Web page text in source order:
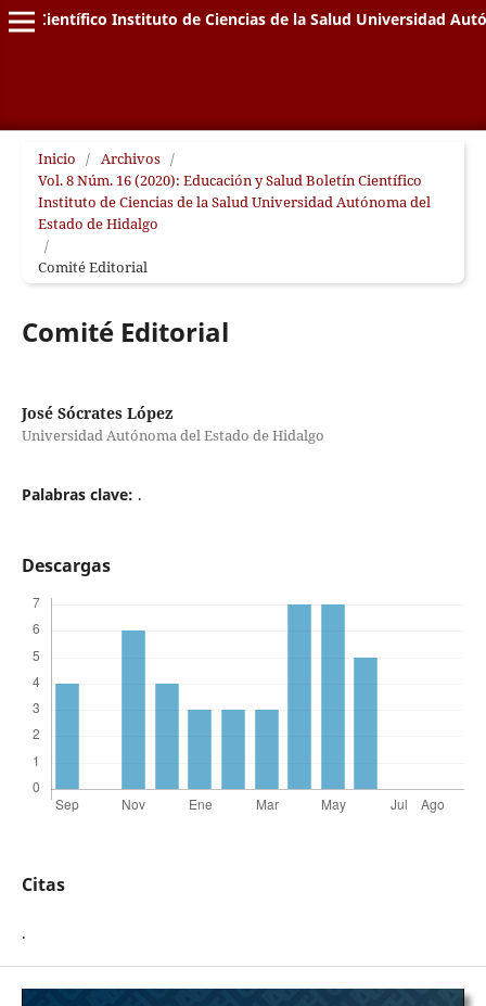
Científico Instituto de Ciencias de la Salud Universidad
Inicio / Archivos /
Vol. 8 Núm. 16 (2020): Educación y Salud Boletín Científico
Instituto de Ciencias de la Salud Universidad Autónoma del
Estado de Hidalgo
/
Comité Editorial
Comité Editorial
José Sócrates López
Universidad Autónoma del Estado de Hidalgo
Palabras clave: .
Descargas
Citas
.